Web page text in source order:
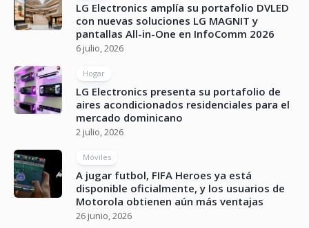
LG Electronics amplía su portafolio DVLED
con nuevas soluciones LG MAGNIT y
pantallas All-in-One en InfoComm 2026
6 julio, 2026
Hogar
LG Electronics presenta su portafolio de
aires acondicionados residenciales para el
mercado dominicano
2 julio, 2026
Móviles
A jugar futbol, FIFA Heroes ya está
disponible oficialmente, y los usuarios de
Motorola obtienen aún más ventajas
26 junio, 2026